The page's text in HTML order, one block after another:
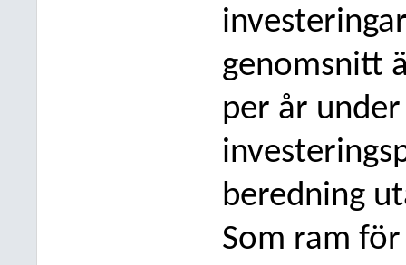
genomsnitt
per år
beredning
Som ram